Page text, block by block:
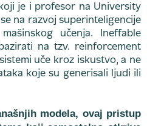
je i profesor na University
na razvoj superinteligencije
učenja. Ineffable
na tzv. reinforcement
uče kroz iskustvo, a ne
koje su generisali ljudi ili
modela, ovaj pristup